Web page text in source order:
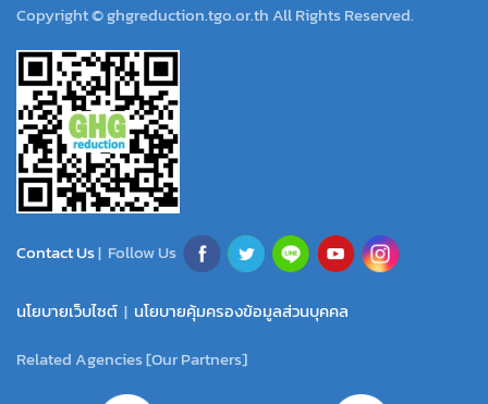
Copyright © ghgreduction.tgo.or.th All Rights Reserved.
Contact Us| Follow Us
นโยบายเว็บไซต์ | นโยบายคุ้มครองข้อมูลส่วนบุคคล
Related Agencies [Our Partners]